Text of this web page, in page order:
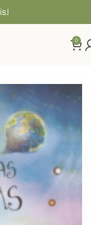
0